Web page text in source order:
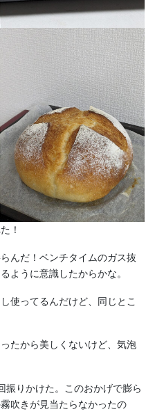
！
んだ！ベンチタイムのガス抜
ように意識したからかな。
使ってるんだけど、同じとこ
たから美しくないけど、気泡
振りかけた。このおかげで膨ら
吹きが見当たらなかったの